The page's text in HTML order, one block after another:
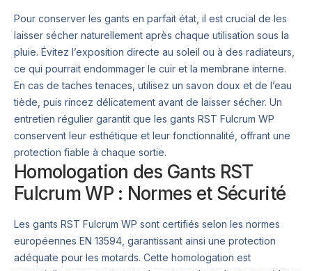
Pour conserver les gants en parfait état, il est crucial de les
laisser sécher naturellement après chaque utilisation sous la
pluie. Évitez l’exposition directe au soleil ou à des radiateurs,
ce qui pourrait endommager le cuir et la membrane interne.
En cas de taches tenaces, utilisez un savon doux et de l’eau
tiède, puis rincez délicatement avant de laisser sécher. Un
entretien régulier garantit que les gants RST Fulcrum WP
conservent leur esthétique et leur fonctionnalité, offrant une
protection fiable à chaque sortie.
Homologation des Gants RST
Fulcrum WP : Normes et Sécurité
Les gants RST Fulcrum WP sont certifiés selon les normes
européennes EN 13594, garantissant ainsi une protection
adéquate pour les motards. Cette homologation est